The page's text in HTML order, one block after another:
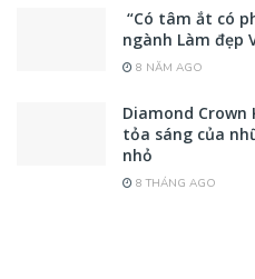
“Có tâm ắt có
ngành Làm đẹp
8 NĂM AGO
Diamond Crown
tỏa sáng của
nhỏ
8 THÁNG AGO